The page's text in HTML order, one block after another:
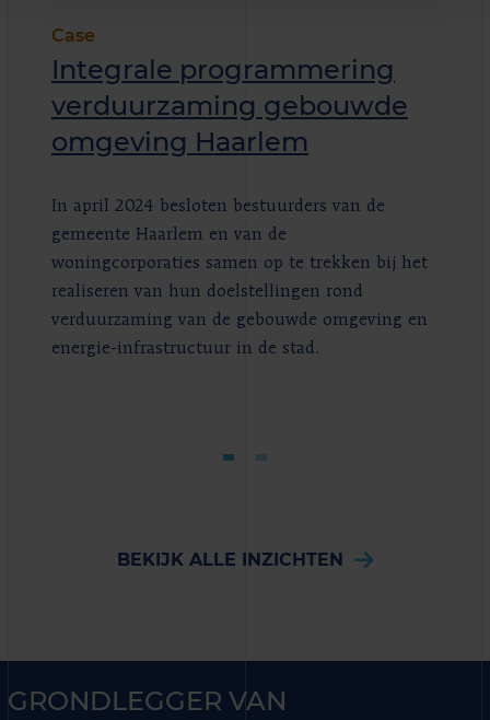
Case
Integrale programmering
verduurzaming gebouwde
omgeving Haarlem
In april 2024 besloten bestuurders van de
gemeente Haarlem en van de
woningcorporaties samen op te trekken bij het
realiseren van hun doelstellingen rond
verduurzaming van de gebouwde omgeving en
energie-infrastructuur in de stad.
BEKIJK ALLE INZICHTEN
GRONDLEGGER VAN